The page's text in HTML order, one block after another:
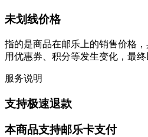
未划线价格
指的是商品在邮乐上的销售价格
用优惠券、积分等发生变化，最终
服务说明
支持极速退款
本商品支持邮乐卡支付